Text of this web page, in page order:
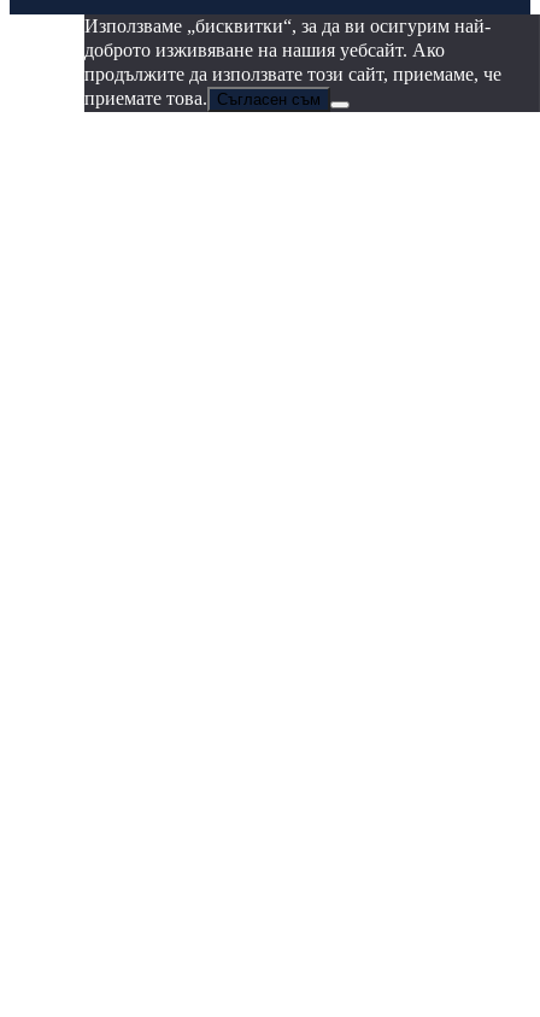
Използваме „бисквитки“, за да ви осигурим най-
доброто изживяване на нашия уебсайт. Ако
продължите да използвате този сайт, приемаме, че
приемате това.
Съгласен съм